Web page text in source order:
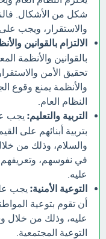
شكل من الأشكال.
والاستقرار، ويجب
الالتزام بالقوانين
بالقوانين والأنظمة
تحقيق الأمن
والأنظمة يمنع وقوع
النظام العام.
التربية والتعليم: يجب
بتربية أبنائهم على
والسلام، وذلك من
في نفوسهم،
عليه.
التوعية الأمنية: يجب
أن تقوم بتوعية
عليه، وذلك من خلال
التوعية المجتمعية.